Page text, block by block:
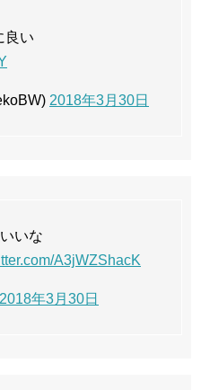
良い
2018年3月30日
いな
A3jWZShacK
2018年3月30日